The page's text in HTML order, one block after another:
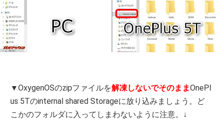
▼OxygenOSのzipファイルを解凍しないでそのままOnePl
us 5Tのinternal shared Storageに放り込みましょう。ど
こかのフォルダに入ってしまわないように注意。↓